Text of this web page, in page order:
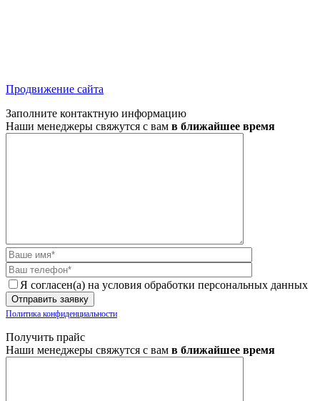
Продвижение сайта
Заполните контактную информацию
Наши менеджеры свяжутся с вам в ближайшее время
Я согласен(а) на условия обработки персональных данных
Политика конфиденциальности
Получить прайс
Наши менеджеры свяжутся с вам в ближайшее время